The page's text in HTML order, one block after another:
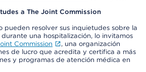
a The Joint Commission
pueden resolver sus inquietudes sobre la
una hospitalización, lo invitamos
Commission
, una organización
de lucro que acredita y certifica a más
y programas de atención médica en